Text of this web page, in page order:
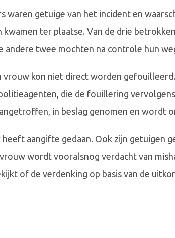
waren getuige van het incident en
kwamen ter plaatse. Van de drie
andere twee mochten na controle hun
vrouw kon niet direct worden
die de fouillering
in beslag genomen en wordt
aangifte gedaan. Ook zijn getuigen
wordt vooralsnog verdacht van
of de verdenking op basis van de